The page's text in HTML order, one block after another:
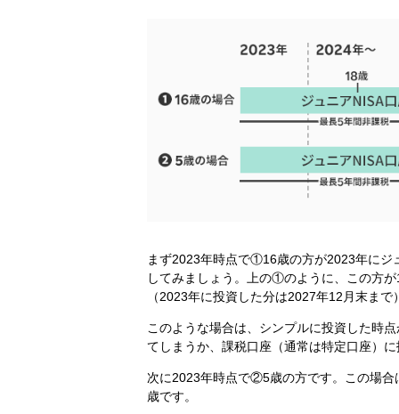
まず2023年時点で①16歳の方が2023年にジ
してみましょう。上の①のように、この方
（2023年に投資した分は2027年12月末ま
このような場合は、シンプルに投資した時
てしまうか、課税口座（通常は特定口座）
次に2023年時点で②5歳の方です。この場
歳です。